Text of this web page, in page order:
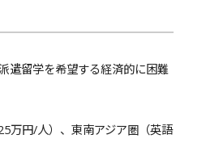
遣留学を希望する経済的に困難
万円/人）、東南アジア圏（英語